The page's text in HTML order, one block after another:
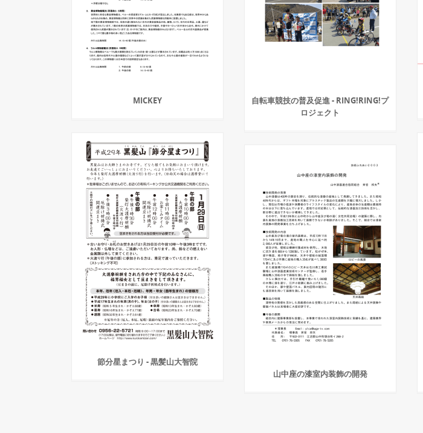
MICKEY
自転車競技の普及促進 - RING!RING!プ
ロジェクト
節分星まつり - 黒髪山大智院
山中座の漆室内装飾の開発